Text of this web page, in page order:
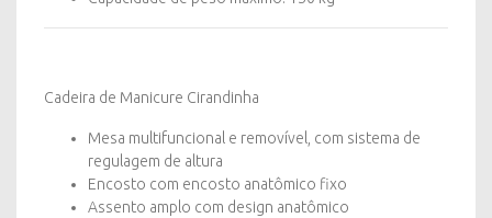
Cadeira de Manicure Cirandinha
Mesa multifuncional e removível, com sistema de
regulagem de altura
Encosto com encosto anatômico fixo
Assento amplo com design anatômico